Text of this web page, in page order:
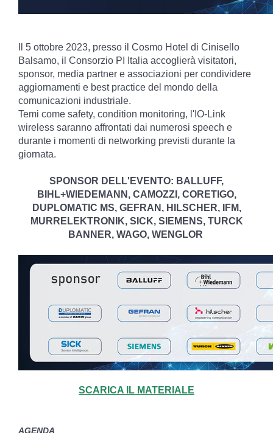
Il 5 ottobre 2023, presso il Cosmo Hotel di Cinisello
Balsamo, il Consorzio PI Italia accoglierà visitatori,
sponsor, media partner e associazioni per condividere
aggiornamenti e best practice del mondo della
comunicazioni industriale.
Temi come safety, condition monitoring, l'IO-Link
wireless saranno affrontati dai numerosi speech e
durante i momenti di networking previsti durante la
giornata.
SPONSOR DELL'EVENTO: BALLUFF,
BIHL+WIEDEMANN, CAMOZZI, CORETIGO,
DUPLOMATIC MS, GEFRAN, HILSCHER, IFM,
MURRELEKTRONIK, SICK, SIEMENS, TURCK
BANNER, WAGO, WENGLOR
SCARICA IL MATERIALE
AGENDA